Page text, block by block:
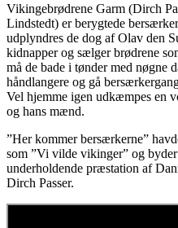
Vikingebrødrene Garm (Dirch
Lindstedt) er berygtede
udplyndres de dog af Olav den
kidnapper og sælger brødrene
må de bade i tønder med nøgne
håndlangere og gå
Vel hjemme igen udkæmpes en
og hans mænd.
”Her kommer bersærkerne”
som ”Vi vilde vikinger” og
underholdende præstation af
Dirch Passer.